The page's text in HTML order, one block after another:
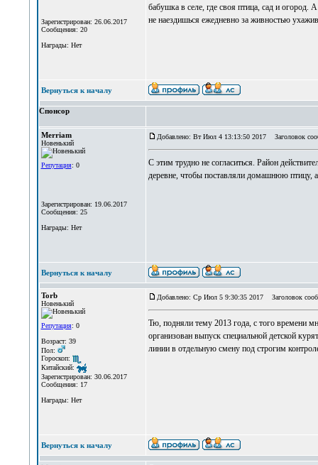
Зарегистрирован: 26.06.2017
Сообщения: 20
Награды: Нет
бабушка в селе, где своя птица, сад и огород.
не наездишься ежедневно за живностью
Вернуться к началу
Спонсор
Merriam
Новенький
Репутация: 0
Зарегистрирован: 19.06.2017
Сообщения: 25
Награды: Нет
Добавлено: Вт Июл 4 13:13:50 2017 Заголовок
С этим трудно не согласиться. Район
деревне, чтобы поставляли домашнюю птицу,
Вернуться к началу
Torb
Новенький
Репутация: 0
Возраст: 39
Пол:
Гороскоп:
Китайский:
Зарегистрирован: 30.06.2017
Сообщения: 17
Награды: Нет
Добавлено: Ср Июл 5 9:30:35 2017 Заголовок
Тю, подняли тему 2013 года, с того времени
организован выпуск специальной детской
линии в отдельную смену под строгим
Вернуться к началу